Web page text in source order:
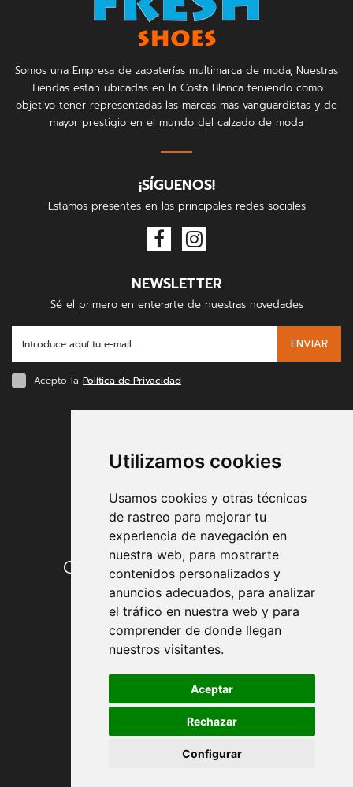
Utilizamos cookies
Usamos cookies y otras técnicas
de rastreo para mejorar tu
experiencia de navegación en
nuestra web, para mostrarte
contenidos personalizados y
anuncios adecuados, para analizar
el tráfico en nuestra web y para
comprender de donde llegan
nuestros visitantes.
Aceptar
Rechazar
Configurar
Somos una Empresa de zapaterías multimarca de moda, Nuestras
Tiendas estan ubicadas en la Costa Blanca teniendo como
objetivo tener representadas las marcas más vanguardistas y de
mayor prestigio en el mundo del calzado de moda
¡SÍGUENOS!
Estamos presentes en las principales redes sociales
NEWSLETTER
Sé el primero en enterarte de nuestras novedades
ENVIAR
Acepto la Política de Privacidad
Condiciones de contratación
Envío y entrega
Devoluciones
Formas de pago
Política de Privacidad